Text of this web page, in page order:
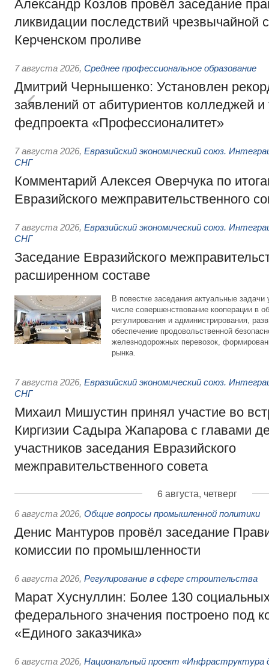
Александр Козлов провёл заседание
ликвидации последствий чрезвычайной
Керченском проливе
7 августа 2026, Среднее профессиональное образование
Дмитрий Чернышенко: Установлен
заявлений от абитуриентов колледжей и
федпроекта «Профессионалитет»
7 августа 2026, Евразийский экономический союз.
СНГ
Комментарий Алексея Оверчука по
Евразийского межправительственного
7 августа 2026, Евразийский экономический союз.
СНГ
Заседание Евразийского
расширенном составе
В повестке заседания актуальные задачи
числе совершенствование кооперации в
регулирования и администрирования,
обеспечение продовольственной
железнодорожных перевозок,
рынка.
7 августа 2026, Евразийский экономический союз.
СНГ
Михаил Мишустин принял участие во
Киргизии Садыра Жапарова с главами
участников заседания Евразийского
межправительственного совета
6 августа, четверг
6 августа 2026, Общие вопросы промышленной политики
Денис Мантуров провёл заседание
комиссии по промышленности
6 августа 2026, Регулирование в сфере строительства
Марат Хуснуллин: Более 130
федерального значения построено под
«Единого заказчика»
6 августа 2026, Национальный проект «Инфраструктура